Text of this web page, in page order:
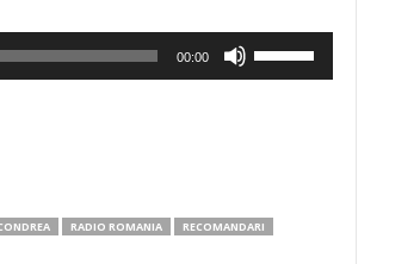
00:00
mări
RADIO ROMANIA
RECOMANDARI